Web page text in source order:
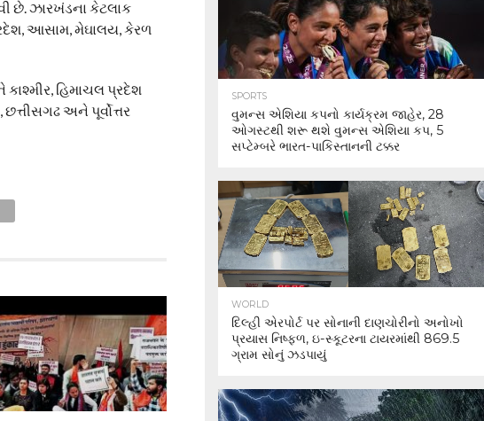
છે. ઝારખંડના કેટલાક
આસામ, મેઘાલય, કેરળ
હિમાચલ પ્રદેશ
અને પૂર્વોત્તર
SPORTS
વુમન્સ એશિયા કપનો કાર્યક્રમ જાહેર, 28
ઓગસ્ટથી શરૂ થશે વુમન્સ એશિયા કપ, 5
સપ્ટેમ્બરે ભારત-પાકિસ્તાનની ટક્કર
WORLD
દિલ્હી એરપોર્ટ પર સોનાની દાણચોરીનો અનોખો
પ્રયાસ નિષ્ફળ, ઇ-સ્કૂટરના ટાયરમાંથી 869.5
ગ્રામ સોનું ઝડપાયું